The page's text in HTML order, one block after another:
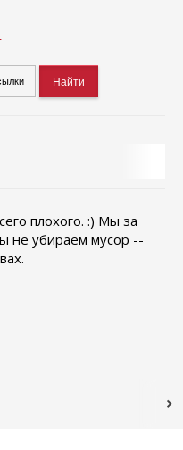
плохого. :) Мы за
не убираем мусор --